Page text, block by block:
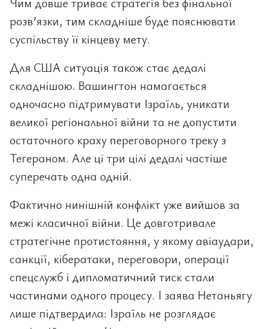
розв’язки, тим складніше буде пояснювати
суспільству її кінцеву мету.
Для США ситуація також стає дедалі
складнішою. Вашингтон намагається
одночасно підтримувати Ізраїль, уникати
великої регіональної війни та не допустити
остаточного краху переговорного треку з
Тегераном. Але ці три цілі дедалі частіше
суперечать одна одній.
Фактично нинішній конфлікт уже вийшов за
межі класичної війни. Це довготривале
стратегічне протистояння, у якому авіаудари,
санкції, кібератаки, переговори, операції
спецслужб і дипломатичний тиск стали
частинами одного процесу. І заява Нетаньягу
лише підтвердила: Ізраїль не розглядає